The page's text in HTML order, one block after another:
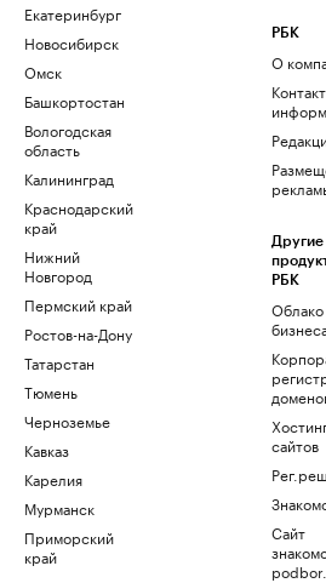
Екатеринбург
Новосибирск
Омск
Башкортостан
Вологодская
область
Калининград
Краснодарский
край
Нижний
Новгород
Пермский край
Ростов-на-Дону
Татарстан
Тюмень
Черноземье
Кавказ
Карелия
Мурманск
Приморский
край
РБК
О
Другие
РБК
сайтов
Сайт